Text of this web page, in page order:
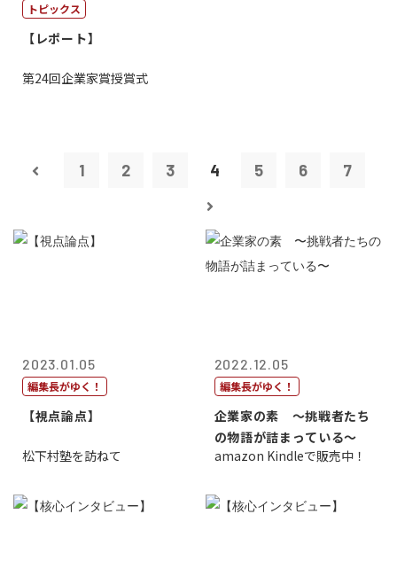
トピックス
【レポート】
第24回企業家賞授賞式
1 2 3 4 5 6 7
2023.01.05
編集長がゆく！
【視点論点】
松下村塾を訪ねて
2022.12.05
編集長がゆく！
企業家の素 〜挑戦者たち
の物語が詰まっている〜
amazon Kindleで販売中！